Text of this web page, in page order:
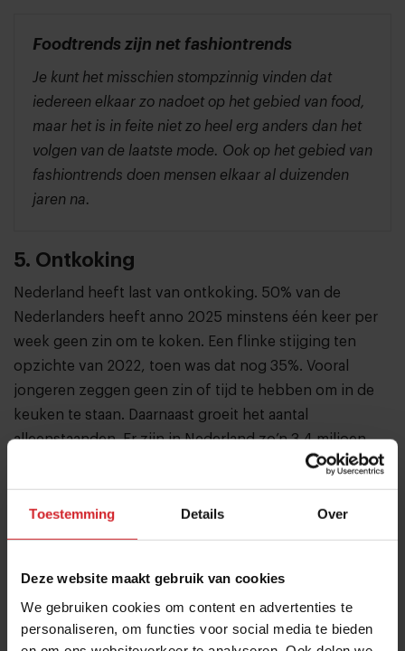
Toestemming Details Over
Deze website maakt gebruik van cookies
We gebruiken cookies om content en advertenties te
personaliseren, om functies voor social media te bieden
Foodtrends zijn net fashiontrends
Je kunt het misschien stompzinnig vinden dat
iedereen elkaar zo nadoet op het gebied van food,
maar het is in feite niet zo heel erg anders dan het
volgen van de laatste mode. Ook op het gebied van
fashiontrends doen mensen elkaar al duizenden
jaren na.
5. Ontkoking
Nederland heeft last van ontkoking. 50% van de
Nederlanders heeft anno 2025 minstens één keer per
week geen zin om te koken. Een flinke stijging ten
opzichte van 2022, toen was dat nog 35%. Vooral
jongeren zeggen geen zin of tijd te hebben om in de
keuken te staan. Daarnaast groeit het aantal
alleenstaanden. Er zijn in Nederland zo’n 3,4 miljoen
eenpersoonshuishoudens, en wie alleen woont, heeft
minder vaak zin om voor zichzelf te koken.
Voor foodretail is de ontkoking een kans. Met een
supermarkten en to go-winkels slim in op deze
6. AI-tools in een HI-omgeving